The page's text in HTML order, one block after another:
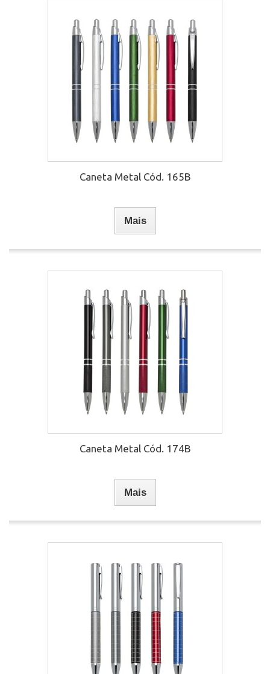
Caneta Metal Cód. 165B
Mais
Caneta Metal Cód. 174B
Mais